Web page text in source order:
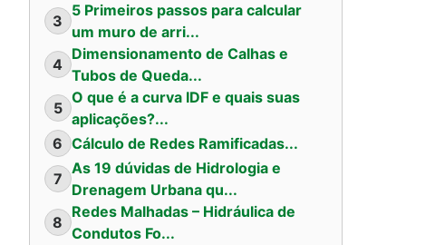
3
5 Primeiros passos para calcular
um muro de arri...
4
Dimensionamento de Calhas e
Tubos de Queda...
5
O que é a curva IDF e quais suas
aplicações?...
6 Cálculo de Redes Ramificadas...
7
As 19 dúvidas de Hidrologia e
Drenagem Urbana qu...
8
Redes Malhadas – Hidráulica de
Condutos Fo...